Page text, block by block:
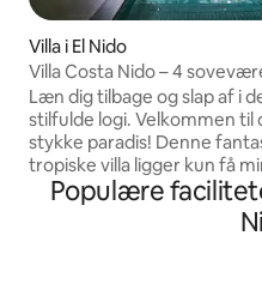
Villa i El Nido
Villa Costa Nido – 4
pool, gårdhave
Læn dig tilbage og slap af i
stilfulde logi. Velkommen til
stykke paradis! Denne
tropiske villa ligger kun få
stranden og tilbyder den
blanding af luksus, komfort
charme. Kom for at slappe
Populære